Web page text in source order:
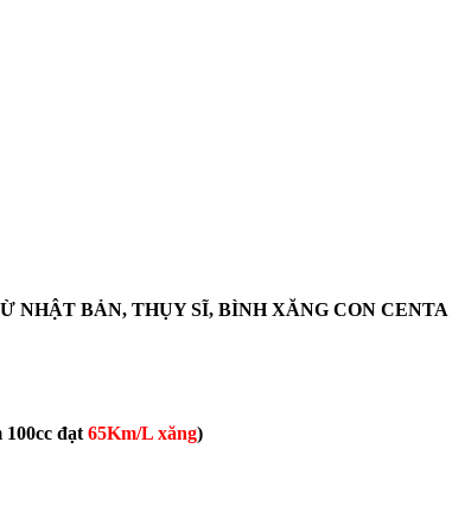
NHẬT BẢN, THỤY SĨ, BÌNH XĂNG CON CENTA
đạt 65Km/L xăng)